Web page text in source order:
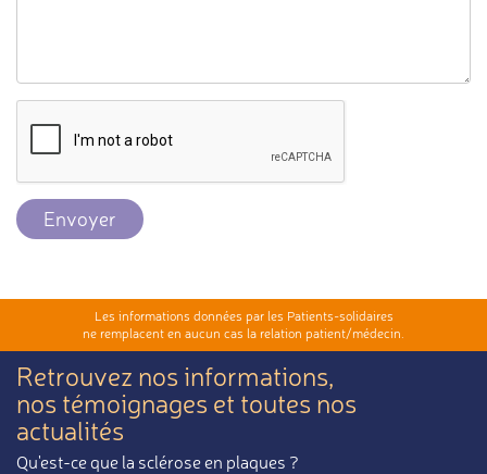
Envoyer
Les informations données par les Patients-solidaires
ne remplacent en aucun cas la relation patient/médecin.
Retrouvez nos informations,
nos témoignages et toutes nos
actualités
Qu'est-ce que la sclérose en plaques ?